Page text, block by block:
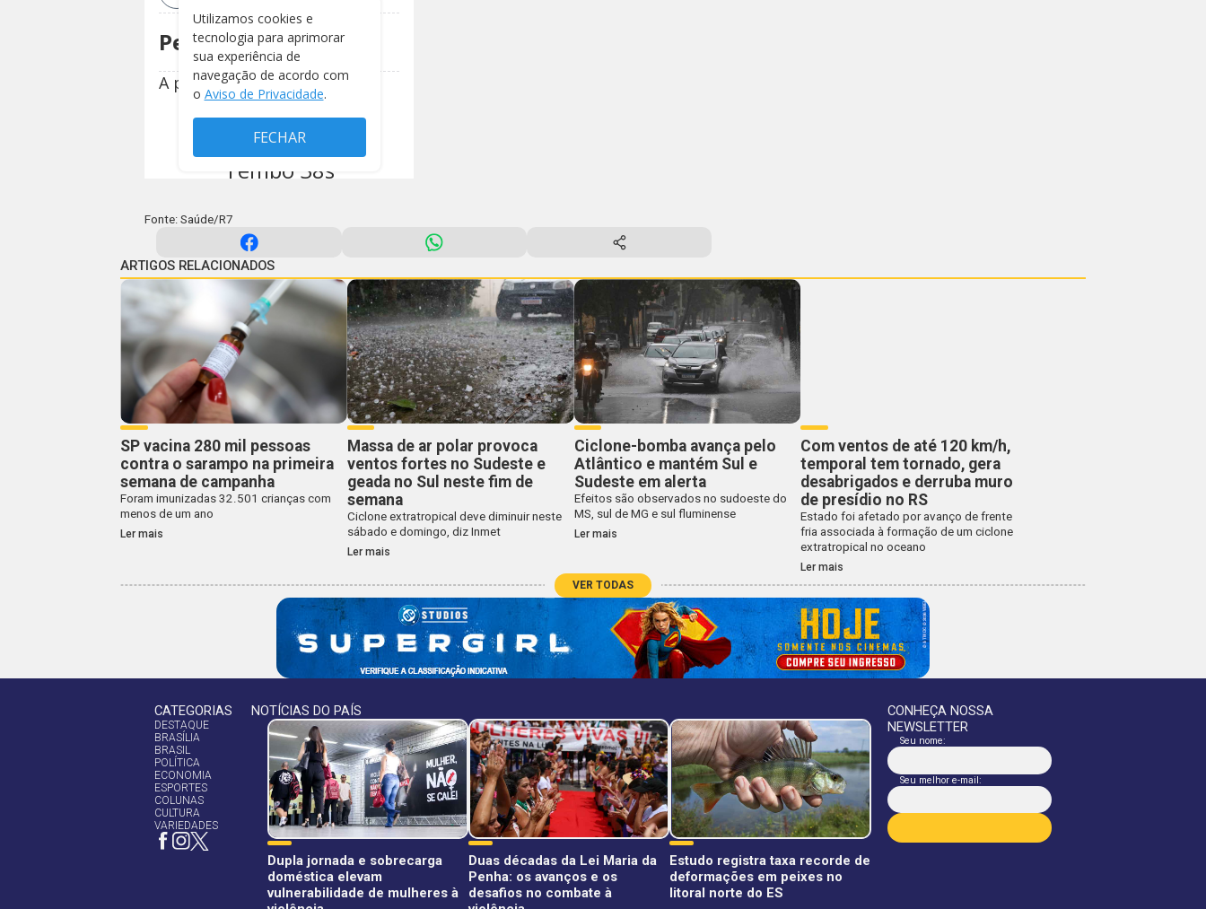
Fonte: Saúde/R7
ARTIGOS RELACIONADOS
SP vacina 280 mil pessoas
contra o sarampo na primeira
semana de campanha
Foram imunizadas 32.501 crianças com
menos de um ano
Ler mais
Massa de ar polar provoca
ventos fortes no Sudeste e
geada no Sul neste fim de
semana
Ciclone extratropical deve diminuir neste
sábado e domingo, diz Inmet
Ler mais
Ciclone-bomba avança pelo
Atlântico e mantém Sul e
Sudeste em alerta
Efeitos são observados no sudoeste do
MS, sul de MG e sul fluminense
Ler mais
Com ventos de até 120 km/h,
temporal tem tornado, gera
desabrigados e derruba muro
de presídio no RS
Estado foi afetado por avanço de frente
fria associada à formação de um ciclone
extratropical no oceano
Ler mais
VER TODAS
CATEGORIAS
DESTAQUE
BRASÍLIA
BRASIL
POLÍTICA
ECONOMIA
ESPORTES
COLUNAS
CULTURA
VARIEDADES
NOTÍCIAS DO PAÍS
Dupla jornada e sobrecarga
doméstica elevam
vulnerabilidade de mulheres à
Duas décadas da Lei Maria da
Penha: os avanços e os
desafios no combate à
Estudo registra taxa recorde de
deformações em peixes no
litoral norte do ES
CONHEÇA NOSSA
NEWSLETTER
Seu nome:
Seu melhor e-mail: